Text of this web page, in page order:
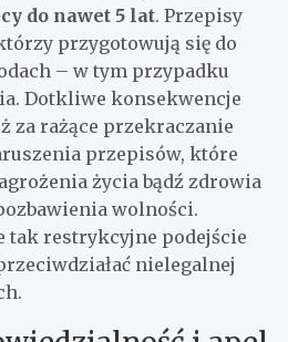
do nawet 5 lat. Przepisy
przygotowują się do
– w tym przypadku
Dotkliwe konsekwencje
za rażące przekraczanie
przepisów, które
życia bądź zdrowia
wolności.
tak restrykcyjne podejście
nielegalnej